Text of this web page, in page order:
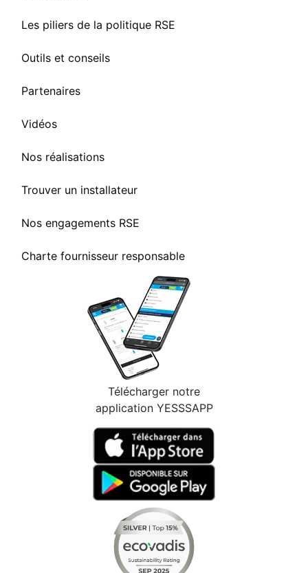
Les piliers de la politique RSE
Outils et conseils
Partenaires
Vidéos
Nos réalisations
Trouver un installateur
Nos engagements RSE
Charte fournisseur responsable
Télécharger notre
application YESSSAPP